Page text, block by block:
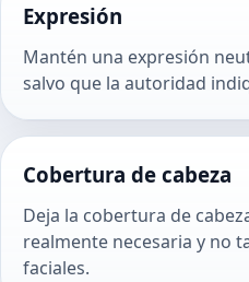
Expresión
Mantén una expresión
salvo que la autoridad
Cobertura de cabeza
Deja la cobertura de
realmente necesaria y no
faciales.